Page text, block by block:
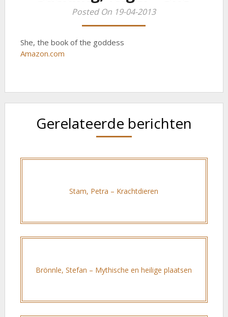
Posted On 19-04-2013
She, the book of the goddess
Amazon.com
Gerelateerde berichten
Stam, Petra – Krachtdieren
Brönnle, Stefan – Mythische en heilige plaatsen